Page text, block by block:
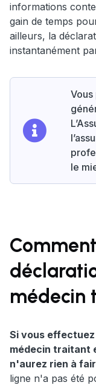
informations
gain de temps
ailleurs, la
instantanément
le
médecin
Si vous
médecin traitant
n'aurez rien à
ligne n'a pas été